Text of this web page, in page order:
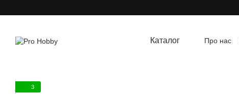
Каталог Про нас
3